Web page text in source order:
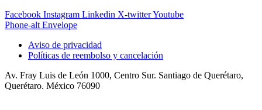
Facebook Instagram Linkedin X-twitterYoutube
Phone-alt Envelope
Aviso de privacidad
Políticas de reembolso y cancelación
Av. Fray Luis de León 1000, Centro Sur. Santiago de Querétaro,
Querétaro. México 76090